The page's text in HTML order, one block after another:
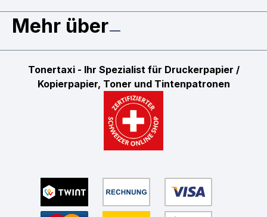
Mehr über
Tonertaxi - Ihr Spezialist für Druckerpapier /
Kopierpapier, Toner und Tintenpatronen